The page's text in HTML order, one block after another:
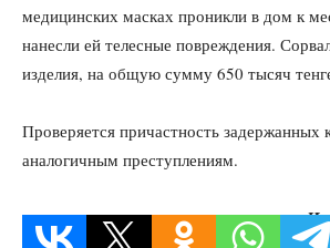
медицинских масках проникли в дом к
нанесли ей телесные повреждения.
изделия, на общую сумму 650 тысяч
Проверяется причастность задержанных
аналогичным преступлениям.